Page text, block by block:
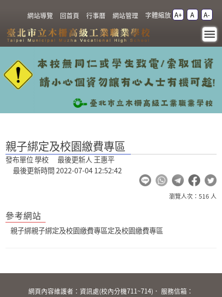
網站導覽 回首頁 行事曆 網站管理 字體縮放 A+ A A-
親子綁定及校園繳費專
區 - 臺北市立木柵高級工
業職業學校
:::
親子綁定及校園繳費專區
發布單位 學校 最後更新人 王惠平
最後更新時間 2022-07-04 12:52:42
瀏覽人次：516 人
參考網站
親子綁親子綁定及校園繳費專區定及校園繳費專區
網頁內容維護者：資訊處(校內分機711~714)． 服務信箱：